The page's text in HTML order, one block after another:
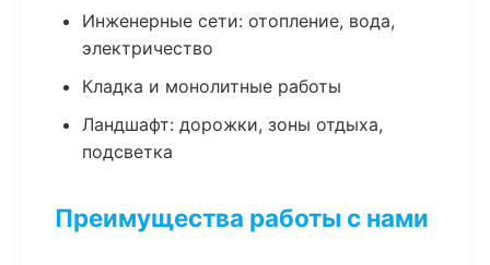
Инженерные сети: отопление, вода,
электричество
Кладка и монолитные работы
Ландшафт: дорожки, зоны отдыха,
подсветка
Преимущества работы с нами